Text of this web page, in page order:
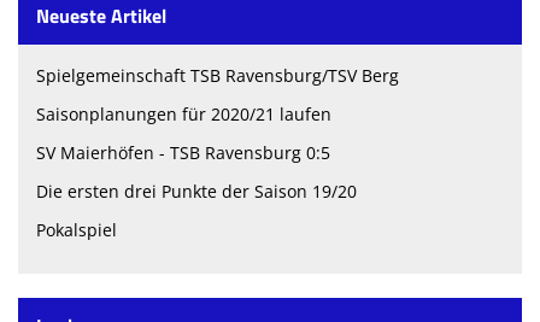
Teams
Spielplan
Trainingszeiten
Kontaktformular
Neueste Artikel
Spielgemeinschaft TSB Ravensburg/TSV Berg
Saisonplanungen für 2020/21 laufen
SV Maierhöfen - TSB Ravensburg 0:5
Die ersten drei Punkte der Saison 19/20
Pokalspiel